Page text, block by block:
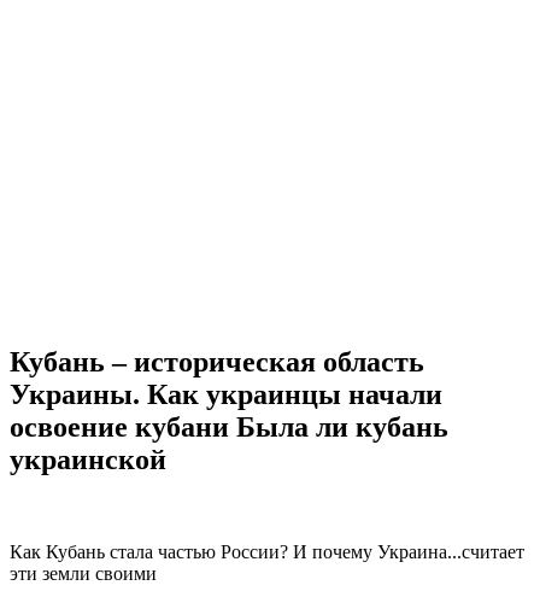
Кубань – историческая область
Украины. Как украинцы начали
освоение кубани Была ли кубань
украинской
Как Кубань стала частью России? И почему Украина...считает
эти земли своими